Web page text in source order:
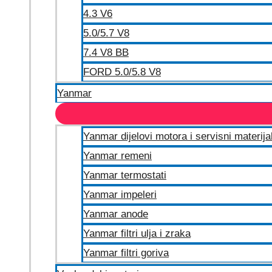
4.3 V6
5.0/5.7 V8
7.4 V8 BB
FORD 5.0/5.8 V8
Yanmar
Yanmar dijelovi motora i servisni
Yanmar remeni
Yanmar termostati
Yanmar impeleri
Yanmar anode
Yanmar filtri ulja i zraka
Yanmar filtri goriva